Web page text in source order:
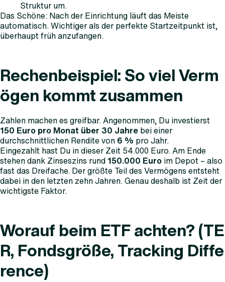
Struktur um.
Das Schöne: Nach der Einrichtung läuft das Meiste
automatisch. Wichtiger als der perfekte Startzeitpunkt ist,
überhaupt früh anzufangen.
Rechenbeispiel: So viel Verm
ögen kommt zusammen
Zahlen machen es greifbar. Angenommen, Du investierst
150 Euro pro Monat über 30 Jahre bei einer
durchschnittlichen Rendite von 6 % pro Jahr.
Eingezahlt hast Du in dieser Zeit 54.000 Euro. Am Ende
stehen dank Zinseszins rund 150.000 Euro im Depot – also
fast das Dreifache. Der größte Teil des Vermögens entsteht
dabei in den letzten zehn Jahren. Genau deshalb ist Zeit der
wichtigste Faktor.
Worauf beim ETF achten? (TE
R, Fondsgröße, Tracking Diffe
rence)